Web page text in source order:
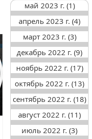
май 2023 г. (1)1
апрель 2023 г. (4)
март 2023 г. (3)3
декабрь 2022 г. (9)
ноябрь 2022 г. (17)
октябрь 2022 г. (13)
сентябрь 2022 г. (18)
август 2022 г. (11)
июль 2022 г. (3)